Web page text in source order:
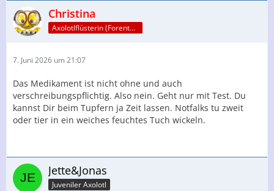
Christina
Axolotlflüsterin (Forenteam)
7. Juni 2026 um 21:07
Das Medikament ist nicht ohne und auch
verschreibungspflichtig. Also nein. Geht nur mit Test. Du
kannst Dir beim Tupfern ja Zeit lassen. Notfalks tu zweit
oder tier in ein weiches feuchtes Tuch wickeln.
Jette&Jonas
Juveniler Axolotl